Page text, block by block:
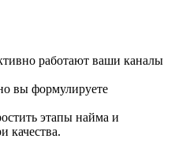
работают ваши каналы
вы формулируете
этапы найма и
качества.